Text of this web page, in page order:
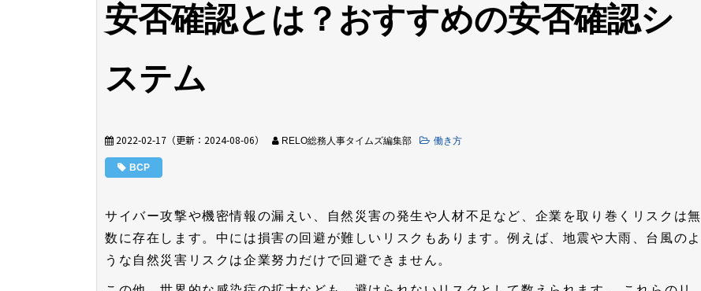
安否確認とは？おすすめの安否確認シ
ステム
2022-02-17 （更新： 2024-08-06） RELO総務人事タイムズ編集部 働き方
BCP
サイバー攻撃や機密情報の漏えい、自然災害の発生や人材不足など、企業を取り巻くリスクは無
数に存在します。中には損害の回避が難しいリスクもあります。例えば、地震や大雨、台風のよ
うな自然災害リスクは企業努力だけで回避できません。